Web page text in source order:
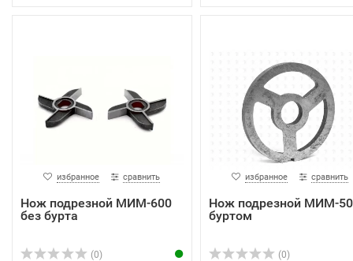
избранное сравнить
Нож подрезной МИМ-600
без бурта
(0)
избранное сравнить
Нож подрезной МИМ-
буртом
(0)